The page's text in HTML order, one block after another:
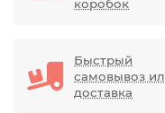
коробок
Быстрый
самовывоз
доставка